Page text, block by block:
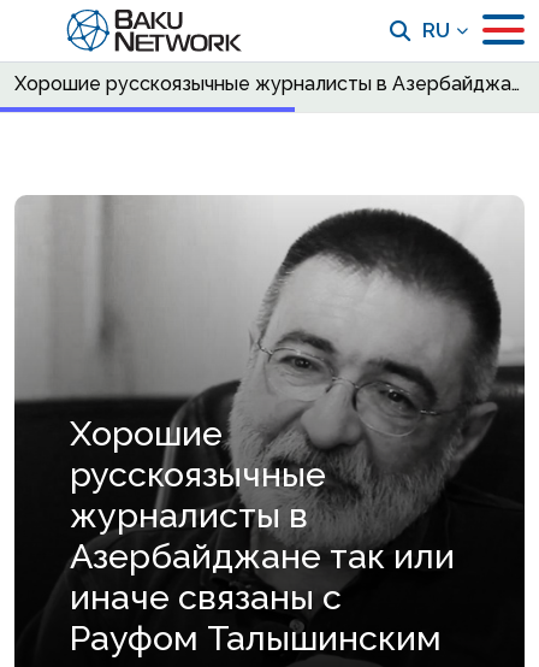
RU
Хорошие русскоязычные журналисты в Азербайджане так или иначе связаны с Рауфом Талышинским
Хорошие
русскоязычные
журналисты в
Азербайджане так или
иначе связаны с
Рауфом Талышинским